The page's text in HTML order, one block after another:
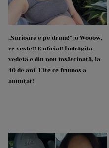
„Surioara e pe drum!” :o Wooow,
ce veste!! E oficial! Îndrăgita
vedetă e din nou însărcinată, la
40 de ani! Uite ce frumos a
anunțat!